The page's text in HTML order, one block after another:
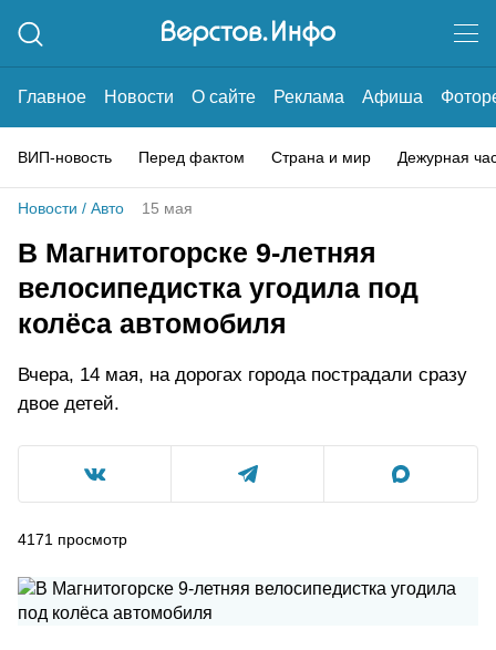
Главное Новости О сайте Реклама Афиша
ВИП-новость Перед фактом Страна и мир Дежурная
Новости / Авто 15 мая
В Магнитогорске 9-летняя
велосипедистка угодила под
колёса автомобиля
Вчера, 14 мая, на дорогах города пострадали сразу
двое детей.
4171 просмотр